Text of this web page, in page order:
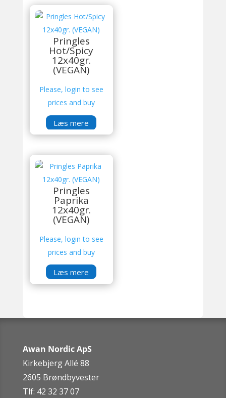
Pringles
Hot/Spicy
12x40gr.
(VEGAN)
Please, login to see
prices and buy
Læs mere
Pringles
Paprika
12x40gr.
(VEGAN)
Please, login to see
prices and buy
Læs mere
Awan Nordic ApS
Kirkebjerg Allé 88
2605 Brøndbyvester
Tlf: 42 32 37 07